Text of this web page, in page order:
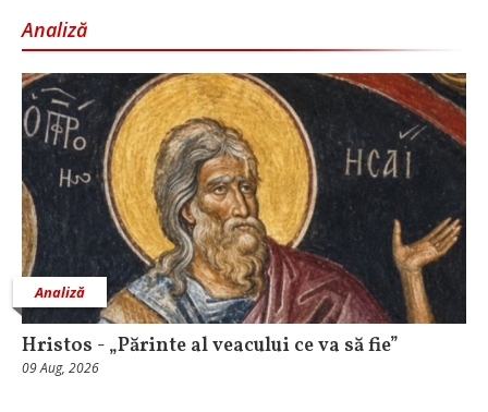
Analiză
Analiză
Hristos - „Părinte al veacului ce va să fie”
09 Aug, 2026